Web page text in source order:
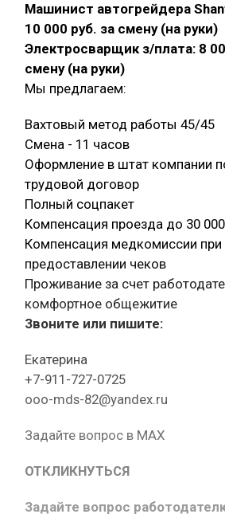
Машинист автогрейдера
10 000 руб. за смену (на руки)
Электросварщик з/плата: 8
смену (на руки)
Мы предлагаем:
Вахтовый метод работы 45/45
Смена - 11 часов
Оформление в штат компании
трудовой договор
Полный соцпакет
Компенсация проезда до 30
Компенсация медкомиссии при
предоставлении чеков
Проживание за счет
комфортное общежитие
Звоните или пишите:
Екатерина
+7-911-727-0725
ooo-mds-82@yandex.ru
Задайте вопрос в MAX
ОТКЛИКНУТЬСЯ
Задайте вопрос